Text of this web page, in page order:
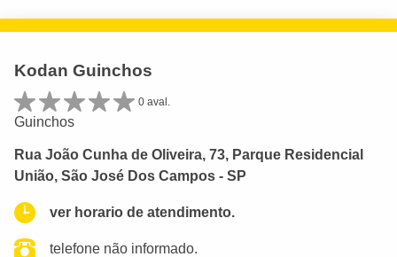
Kodan Guinchos
0 aval.
Guinchos
Rua João Cunha de Oliveira, 73, Parque Residencial
União, São José Dos Campos - SP
ver horario de atendimento.
telefone não informado.